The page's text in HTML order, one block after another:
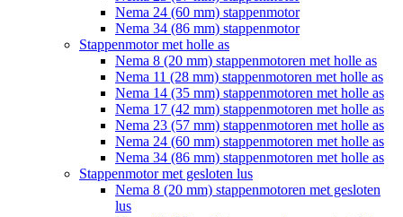
Nema 24 (60 mm) stappenmotor
Nema 34 (86 mm) stappenmotor
Stappenmotor met holle as
Nema 8 (20 mm) stappenmotoren met holle as
Nema 11 (28 mm) stappenmotoren met holle as
Nema 14 (35 mm) stappenmotoren met holle as
Nema 17 (42 mm) stappenmotoren met holle as
Nema 23 (57 mm) stappenmotoren met holle as
Nema 24 (60 mm) stappenmotoren met holle as
Nema 34 (86 mm) stappenmotoren met holle as
Stappenmotor met gesloten lus
Nema 8 (20 mm) stappenmotoren met gesloten
lus